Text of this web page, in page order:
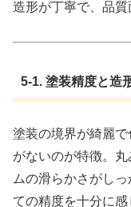
造形が丁寧で、品質
5-1. 塗装精度と造
塗装の境界が綺麗
がないのが特徴。
ムの滑らかさがし
ての精度を十分に感